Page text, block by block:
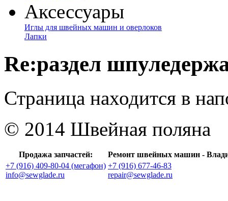
Аксессуары
Иглы для швейных машин и оверлоков
Лапки
Re:раздел
Страница находится в
© 2014 Швейная поляна
Продажа запчастей:
Ремонт швейных машин -
+7 (916) 409-80-04 (мегафон)
info@sewglade.ru
+7 (916) 677-46-83
repair@sewglade.ru